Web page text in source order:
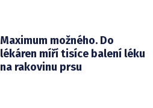
Maximum možného. Do
lékáren míří tisíce balení léku
na rakovinu prsu